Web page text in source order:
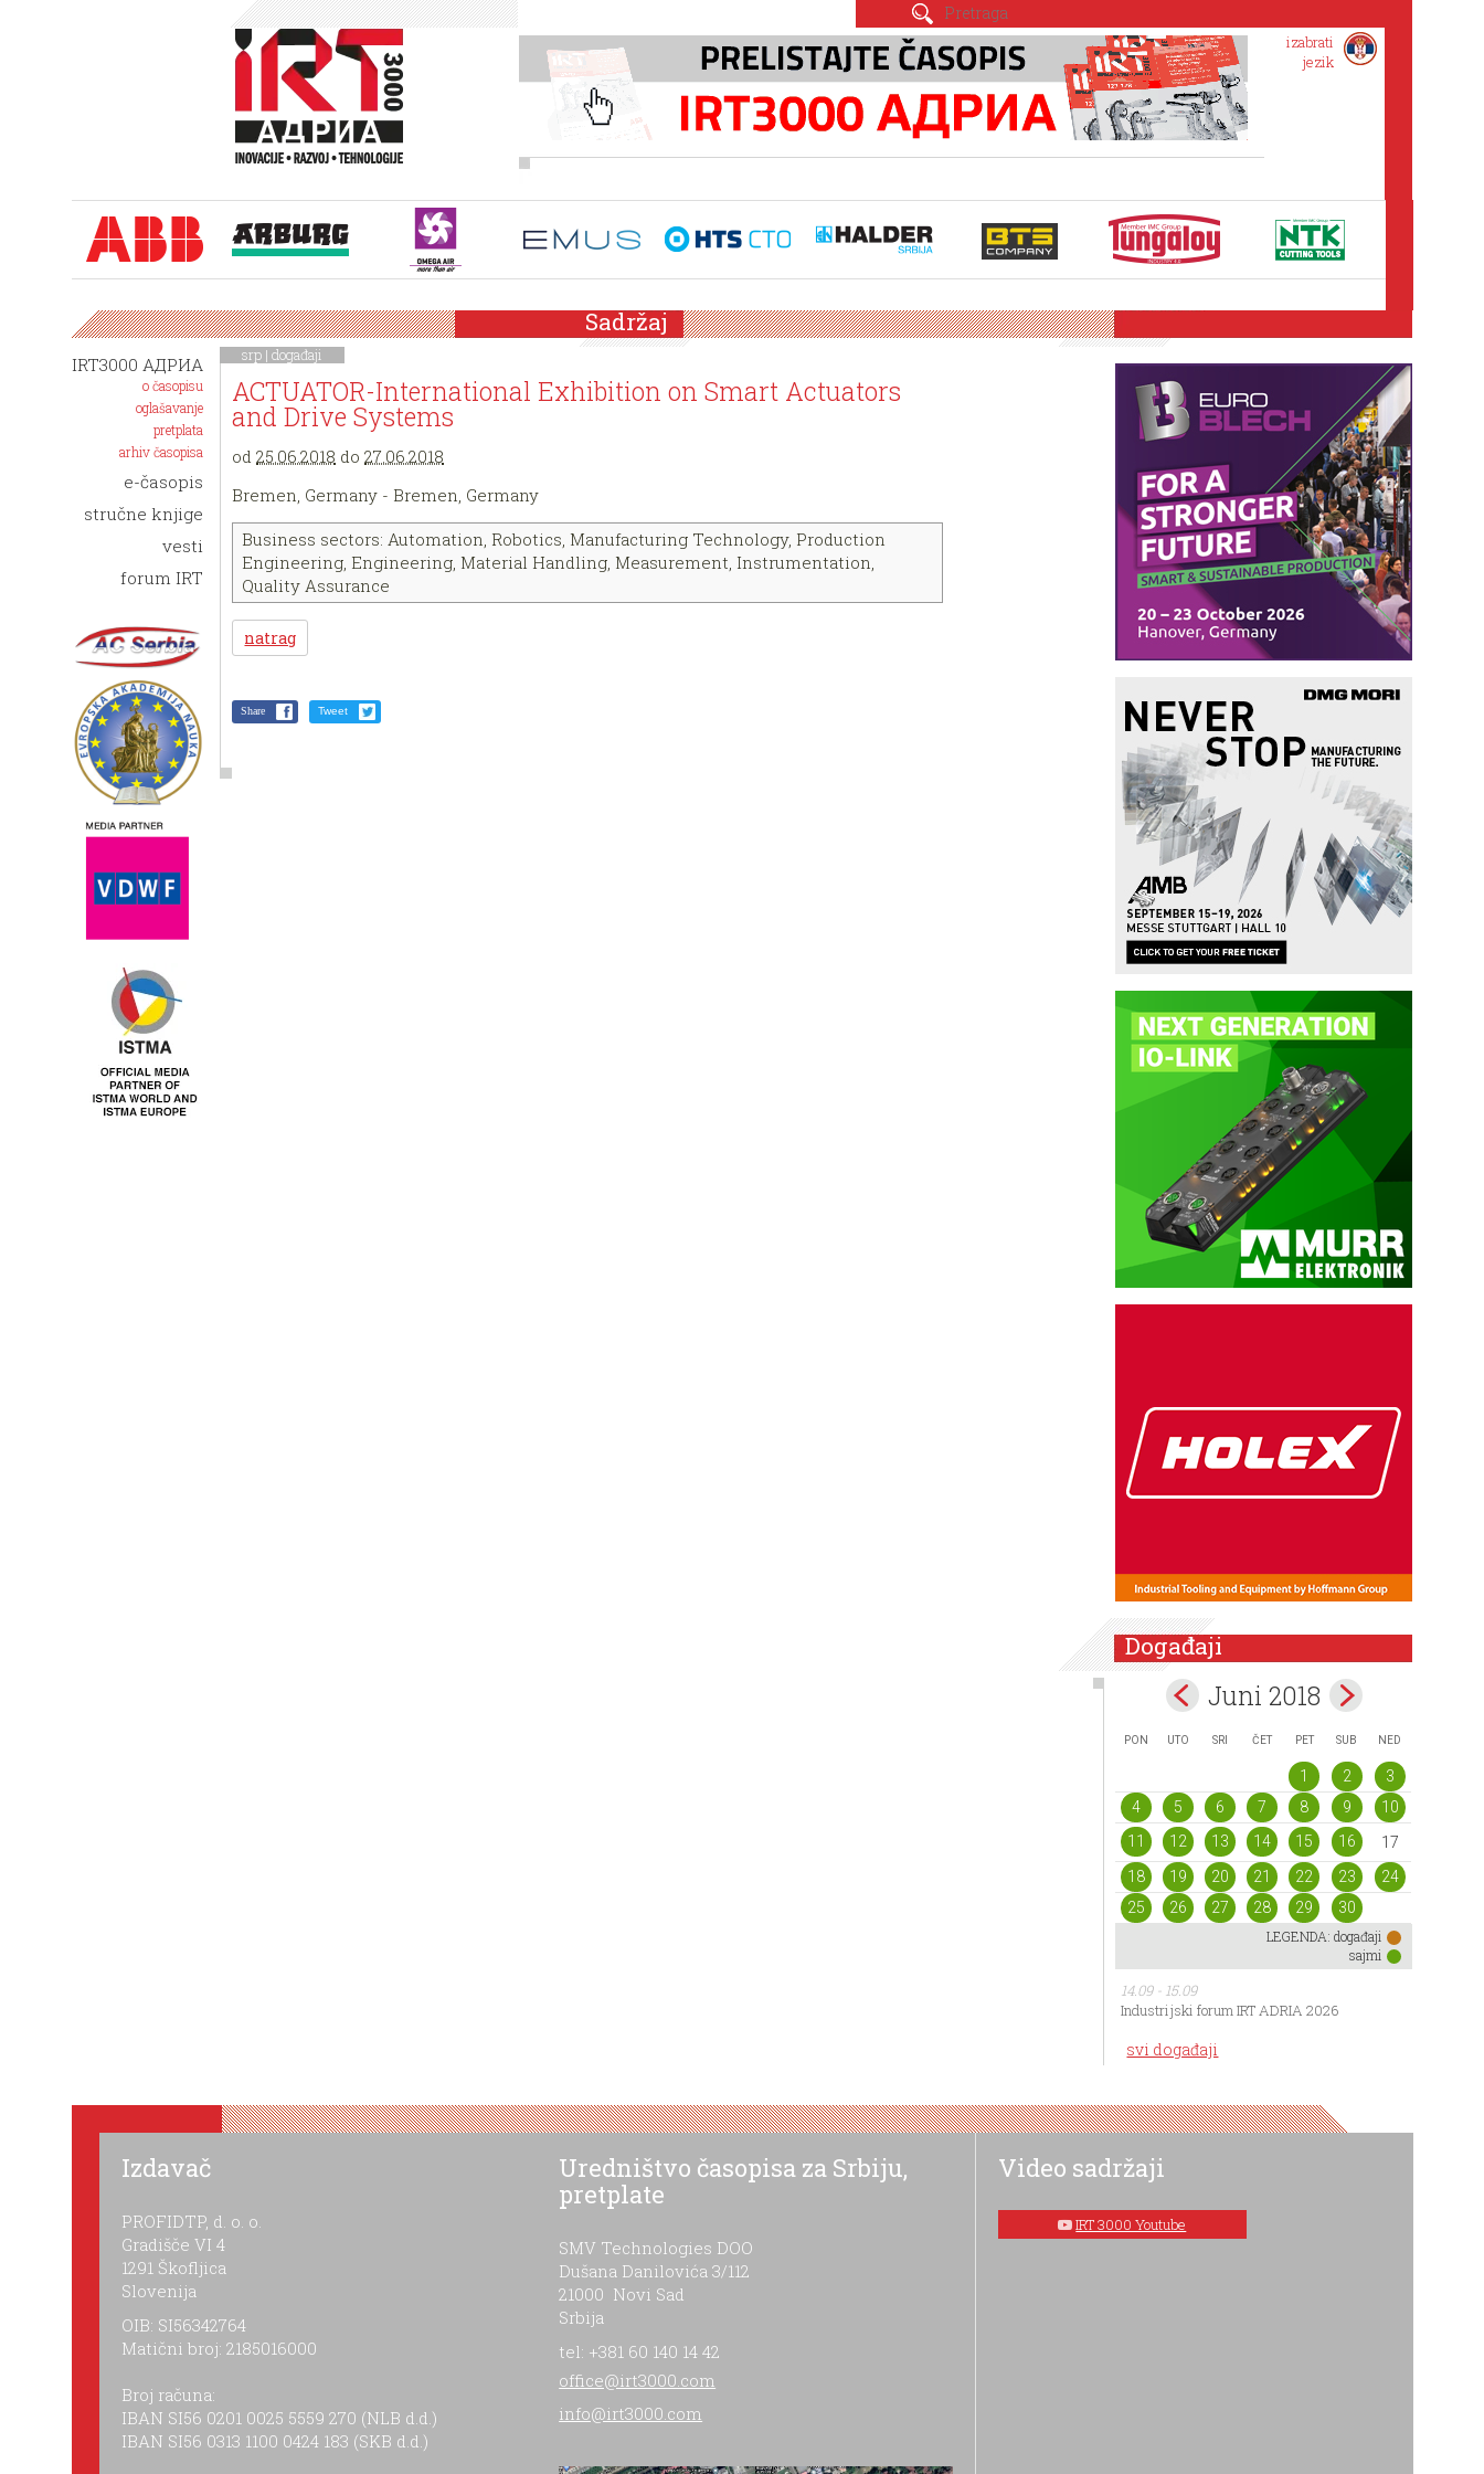
izabrati
jezik
IRT3000 АДРИА
o časopisu
oglašavanje
pretplata
arhiv časopisa
e-časopis
stručne knjige
vesti
forum IRT
Sadržaj
srp |događaji
ACTUATOR-International Exhibition on Smart Actuators
and Drive Systems
od25.06.2018 do27.06.2018
Bremen, Germany - Bremen, Germany
Business sectors: Automation, Robotics, Manufacturing Technology, Production
Engineering, Engineering, Material Handling, Measurement, Instrumentation,
Quality Assurance
natrag
Share Tweet
Događaji
Juni 2018
PON UTO SRI ČET PET SUB NED
1 2
3
4
5 6 7 8 9
10
11
12 13 14 15 16
17
18
19 20 21 22 23
24
25
26 27 28 29
30
LEGENDA: događaji
sajmi
14.09 - 15.09
Industrijski forum IRT ADRIA 2026
svi događaji
Izdavač
PROFIDTP, d. o. o.
Gradišče VI 4
1291 Škofljica
Slovenija
OIB: SI56342764
Matični broj: 2185016000
Broj računa:
IBAN SI56 0201 0025 5559 270 (NLB d.d.)
IBAN SI56 0313 1100 0424 183 (SKB d.d.)
Uredništvo časopisa za Srbiju,
pretplate
SMV Technologies DOO
Dušana Danilovića 3/112
21000 Novi Sad
Srbija
tel: +381 60 140 14 42
office@irt3000.com
info@irt3000.com
Video sadržaji
IRT 3000 Youtube